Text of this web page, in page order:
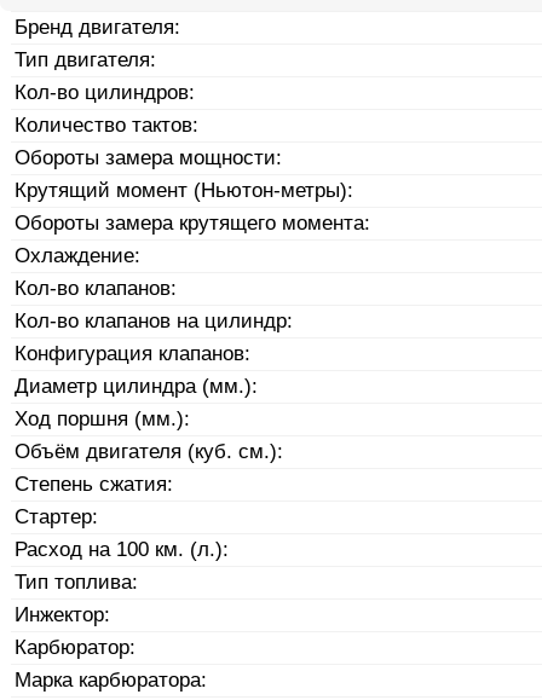
Бренд двигателя:
Тип двигателя:
Кол-во цилиндров:
Количество тактов:
Обороты замера мощности:
Крутящий момент (Ньютон-метры):
Обороты замера крутящего момента:
Охлаждение:
Кол-во клапанов:
Кол-во клапанов на цилиндр:
Конфигурация клапанов:
Диаметр цилиндра (мм.):
Ход поршня (мм.):
Объём двигателя (куб. см.):
Степень сжатия:
Стартер:
Расход на 100 км. (л.):
Тип топлива:
Инжектор:
Карбюратор:
Марка карбюратора: